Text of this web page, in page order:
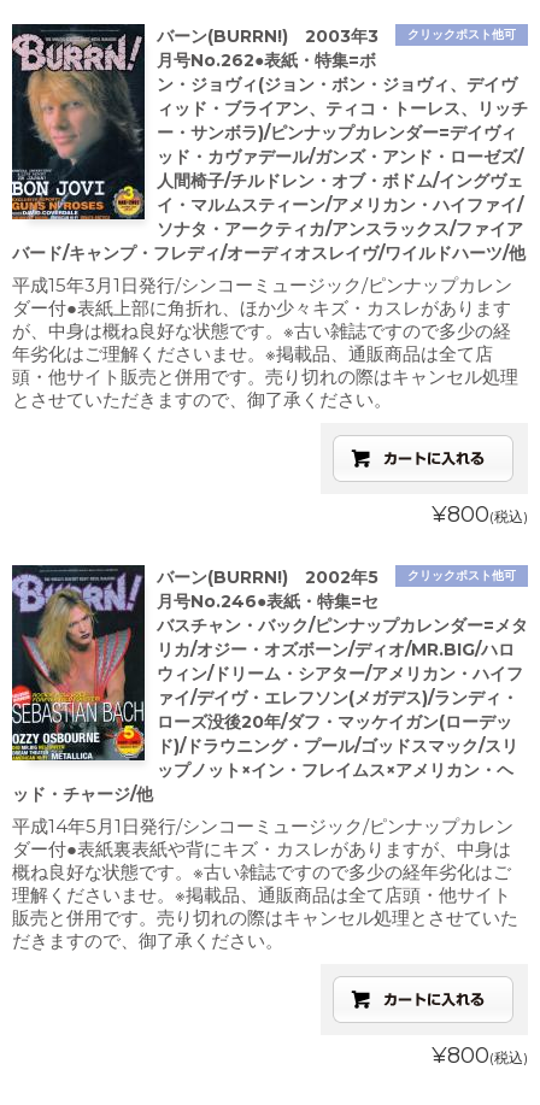
クリックポスト他可
バーン(BURRN!) 2003年3
月号No.262●表紙・特集=ボ
ン・ジョヴィ(ジョン・ボン・ジョヴィ、デイヴ
ィッド・ブライアン、ティコ・トーレス、リッチ
ー・サンボラ)/ピンナップカレンダー=デイヴィ
ッド・カヴァデール/ガンズ・アンド・ローゼズ/
人間椅子/チルドレン・オブ・ボドム/イングヴェ
イ・マルムスティーン/アメリカン・ハイファイ/
ソナタ・アークティカ/アンスラックス/ファイア
バード/キャンプ・フレディ/オーディオスレイヴ/ワイルドハーツ/他
平成15年3月1日発行/シンコーミュージック/ピンナップカレン
ダー付●表紙上部に角折れ、ほか少々キズ・カスレがあります
が、中身は概ね良好な状態です。※古い雑誌ですので多少の経
年劣化はご理解くださいませ。※掲載品、通販商品は全て店
頭・他サイト販売と併用です。売り切れの際はキャンセル処理
とさせていただきますので、御了承ください。
¥800(税込)
クリックポスト他可
バーン(BURRN!) 2002年5
月号No.246●表紙・特集=セ
バスチャン・バック/ピンナップカレンダー=メタ
リカ/オジー・オズボーン/ディオ/MR.BIG/ハロ
ウィン/ドリーム・シアター/アメリカン・ハイフ
ァイ/デイヴ・エレフソン(メガデス)/ランディ・
ローズ没後20年/ダフ・マッケイガン(ローデッ
ド)/ドラウニング・プール/ゴッドスマック/スリ
ップノット×イン・フレイムス×アメリカン・ヘ
ッド・チャージ/他
平成14年5月1日発行/シンコーミュージック/ピンナップカレン
ダー付●表紙裏表紙や背にキズ・カスレがありますが、中身は
概ね良好な状態です。※古い雑誌ですので多少の経年劣化はご
理解くださいませ。※掲載品、通販商品は全て店頭・他サイト
販売と併用です。売り切れの際はキャンセル処理とさせていた
だきますので、御了承ください。
¥800(税込)